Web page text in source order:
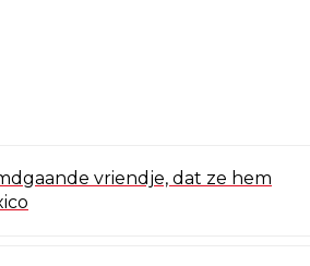
vriendje, dat ze hem